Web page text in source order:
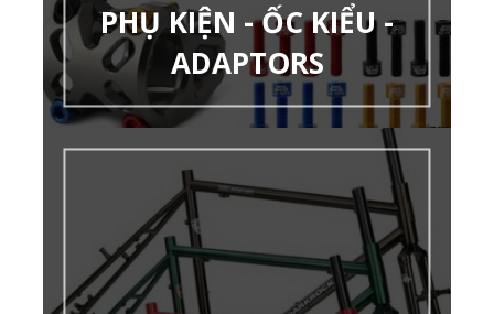
PHỤ KIỆN - ỐC KIỂU -
ADAPTORS